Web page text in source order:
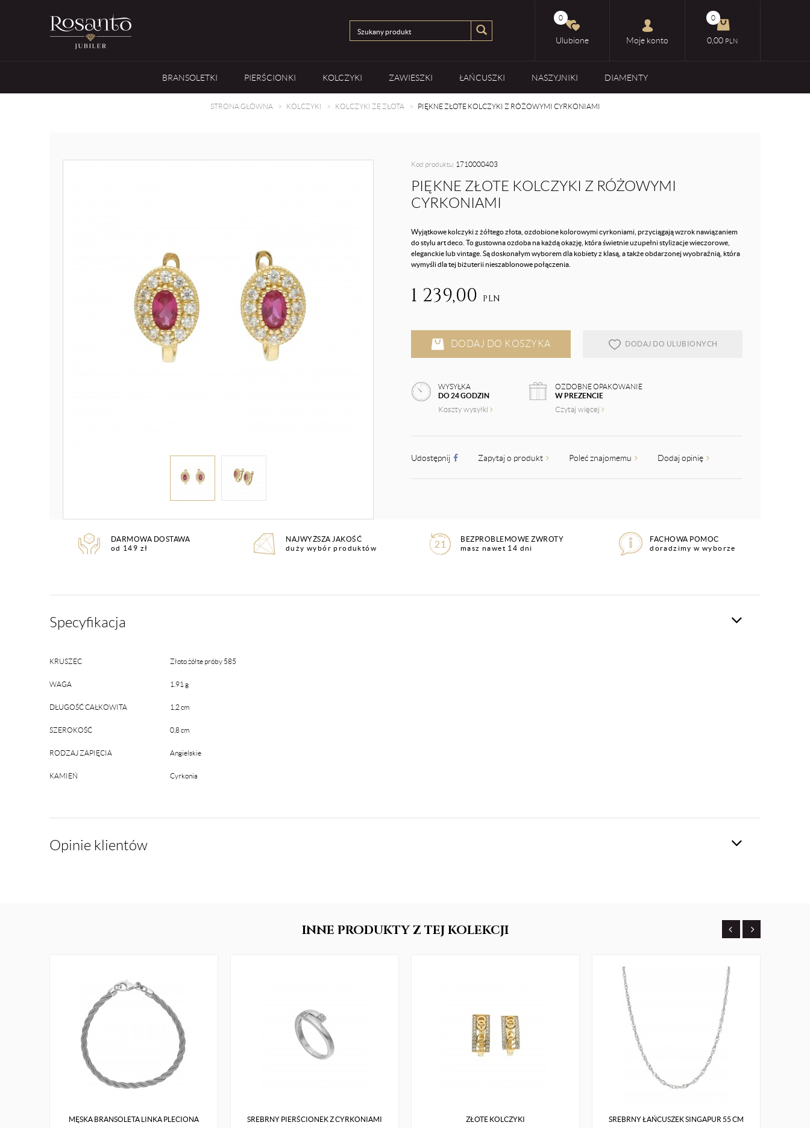
0
Ulubione Moje konto
0
0,00 PLN
BRANSOLETKI PIERŚCIONKI KOLCZYKI ZAWIESZKI ŁAŃCUSZKI NASZYJNIKI DIAMENTY
STRONA GŁÓWNA KOLCZYKI KOLCZYKI ZE ZŁOTA PIĘKNE ZŁOTE KOLCZYKI Z RÓŻOWYMI CYRKONIAMI
Kod produktu: 1710000403
PIĘKNE ZŁOTE KOLCZYKI Z RÓŻOWYMI
CYRKONIAMI
Wyjątkowe kolczyki z żółtego złota, ozdobione kolorowymi cyrkoniami, przyciągają wzrok nawiązaniem
do stylu art deco. To gustowna ozdoba na każdą okazję, która świetnie uzupełni stylizacje wieczorowe,
eleganckie lub vintage. Są doskonałym wyborem dla kobiety z klasą, a także obdarzonej wyobraźnią, która
wymyśli dla tej biżuterii nieszablonowe połączenia.
1 239,00 PLN
DODAJ DO KOSZYKA DODAJ DO ULUBIONYCH
WYSYŁKA
DO 24 GODZIN
Koszty wysyłki
OZDOBNE OPAKOWANIE
W PREZENCIE
Czytaj więcej
Udostępnij Zapytaj o produkt Poleć znajomemu Dodaj opinię
DARMOWA DOSTAWA
od 149 zł
NAJWYŻSZA JAKOŚĆ
duży wybór produktów
BEZPROBLEMOWE ZWROTY
masz nawet 14 dni
FACHOWA POMOC
doradzimy w wyborze
Specyfikacja
KRUSZEC Złoto żółte próby 585
WAGA 1.91 g
DŁUGOŚĆ CAŁKOWITA 1,2 cm
SZEROKOŚĆ 0,8 cm
RODZAJ ZAPIĘCIA Angielskie
KAMIEŃ Cyrkonia
Opinie klientów
INNE PRODUKTYZ TEJ KOLEKCJI
MĘSKA BRANSOLETA LINKA PLECIONA SREBRNY PIERŚCIONEK Z CYRKONIAMI ZŁOTE KOLCZYKI SREBRNY ŁAŃCUSZEK SINGAPUR 55 CM